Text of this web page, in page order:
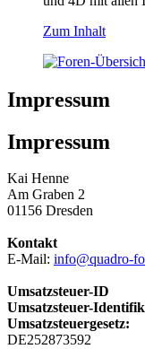
Zum Inhalt
Impressum
Impressum
Kai Henne
Am Graben 2
01156 Dresden
Kontakt
E-Mail: info@quadro-
Umsatzsteuer-ID
Umsatzsteuer-
Umsatzsteuergesetz:
DE252873592